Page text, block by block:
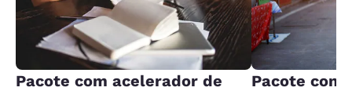
Pacote com acelerador de
Pacote com